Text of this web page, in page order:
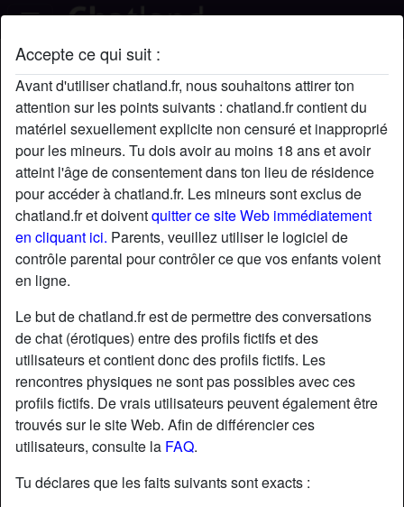
Accepte ce qui suit :
Avant d'utiliser chatland.fr, nous souhaitons attirer ton
attention sur les points suivants : chatland.fr contient du
matériel sexuellement explicite non censuré et inapproprié
pour les mineurs. Tu dois avoir au moins 18 ans et avoir
atteint l'âge de consentement dans ton lieu de résidence
pour accéder à chatland.fr. Les mineurs sont exclus de
chatland.fr et doiventquitter ce site Web immédiatement
en cliquant ici. Parents, veuillez utiliser le logiciel de
contrôle parental pour contrôler ce que vos enfants voient
en ligne.
Le but de chatland.fr est de permettre des conversations
de chat (érotiques) entre des profils fictifs et des
utilisateurs et contient donc des profils fictifs. Les
rencontres physiques ne sont pas possibles avec ces
profils fictifs. De vrais utilisateurs peuvent également être
trouvés sur le site Web. Afin de différencier ces
utilisateurs, consulte la FAQ.
Tu déclares que les faits suivants sont exacts :
oceanschild's profil
radio_button_checked
starAjouter chatDiscuter !